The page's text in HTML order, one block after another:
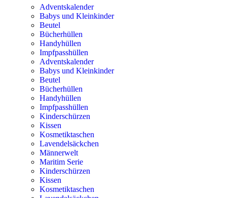
Adventskalender
Babys und Kleinkinder
Beutel
Bücherhüllen
Handyhüllen
Impfpasshüllen
Adventskalender
Babys und Kleinkinder
Beutel
Bücherhüllen
Handyhüllen
Impfpasshüllen
Kinderschürzen
Kissen
Kosmetiktaschen
Lavendelsäckchen
Männerwelt
Maritim Serie
Kinderschürzen
Kissen
Kosmetiktaschen